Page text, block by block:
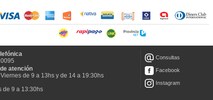
atención
de 9 a 13hs y de 14 a 19:30hs
de 9 a 13:30hs
Consultas
Facebook
Instagram